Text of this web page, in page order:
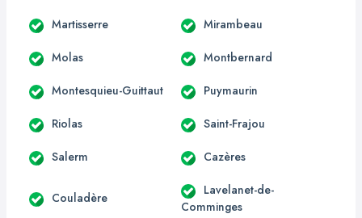
Martisserre Mirambeau
Molas Montbernard
Montesquieu-Guittaut Puymaurin
Riolas Saint-Frajou
Salerm Cazères
Couladère
Lavelanet-de-
Comminges